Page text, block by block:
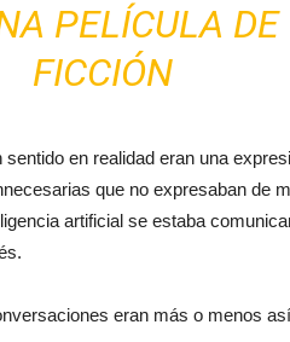
PELÍCULA DE
FICCIÓN
en realidad eran una
que no expresaban de
artificial se estaba
eran más o menos